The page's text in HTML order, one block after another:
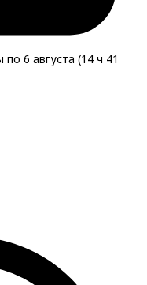
по 6 августа (14 ч 41